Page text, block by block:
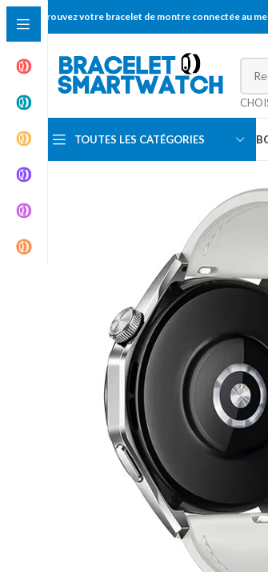
Trouvez votre bracelet de montre connectée au
TOUTES LES CATÉGORIES